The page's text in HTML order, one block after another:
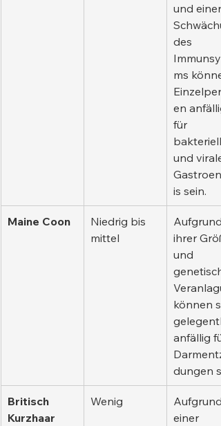
und einer
des
ms
en
für
und virale
is sein.
Maine Coon
Niedrig bis
mittel
Aufgrund
ihrer
und
können
anfällig
dungen
Britisch
Kurzhaar
Wenig
Aufgrund
einer